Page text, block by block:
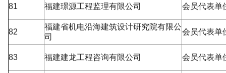
81 福建璟源工程监理有限公司 会员代表单
82
福建省机电沿海建筑设计研究院有限公
司
会员代表单
83 福建建龙工程咨询有限公司 会员代表单